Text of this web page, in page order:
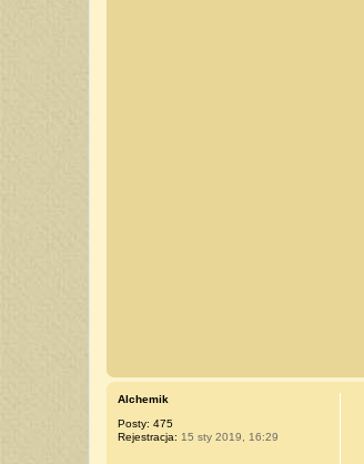
Alchemik
Posty: 475
Rejestracja: 15 sty 2019, 16:29